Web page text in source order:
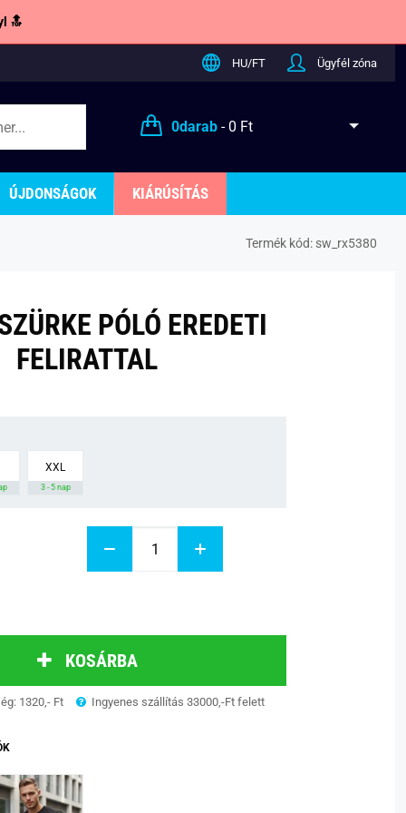
🔝
HU/FT Ügyfél zóna
0darab- 0 Ft
ÚJDONSÁGOK KIÁRÚSÍTÁS
Termék kód: sw_rx5380
PÓLÓ EREDETI
FELIRATTAL
XXL
3 - 5 nap
KOSÁRBA
1320,- Ft Ingyenes szállítás 33000,-Ft felett